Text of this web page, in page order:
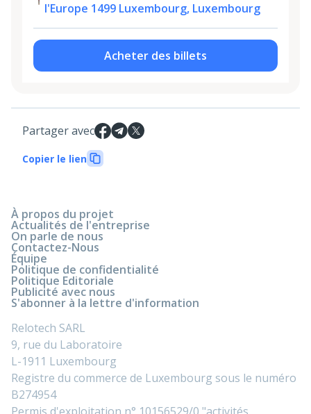
l'Europe 1499 Luxembourg, Luxembourg
Acheter des billets
Partager avec
Copier le lien
À propos du projet
Actualités de l'entreprise
On parle de nous
Contactez-Nous
Équipe
Politique de confidentialité
Politique Editoriale
Publicité avec nous
S'abonner à la lettre d'information
Relotech SARL
9, rue du Laboratoire
L-1911 Luxembourg
Registre du commerce de Luxembourg sous le numéro
B274954